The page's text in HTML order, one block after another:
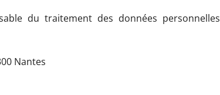
du traitement des données personnelles
Nantes